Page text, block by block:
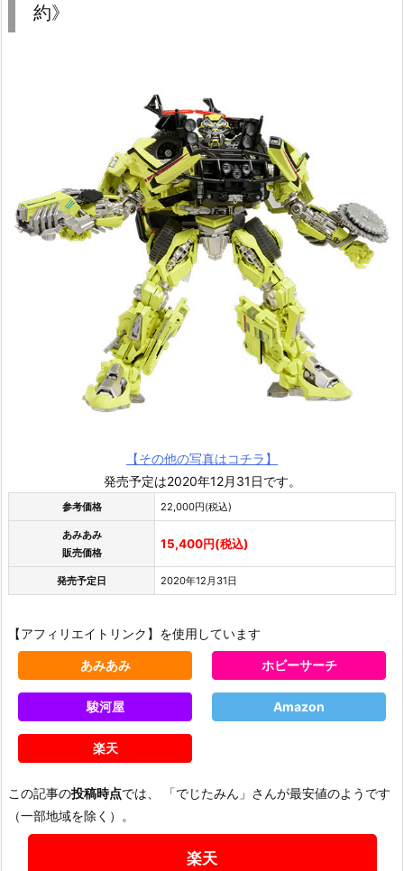
約》
【その他の写真はコチラ】
発売予定は2020年12月31日です。
参考価格 22,000円(税込)
あみあみ
販売価格
15,400円(税込)
発売予定日 2020年12月31日
【アフィリエイトリンク】を使用しています
あみあみ ホビーサーチ
駿河屋 Amazon
楽天
この記事の投稿時点では、 「でじたみん」さんが最安値のようです
（一部地域を除く）。
楽天